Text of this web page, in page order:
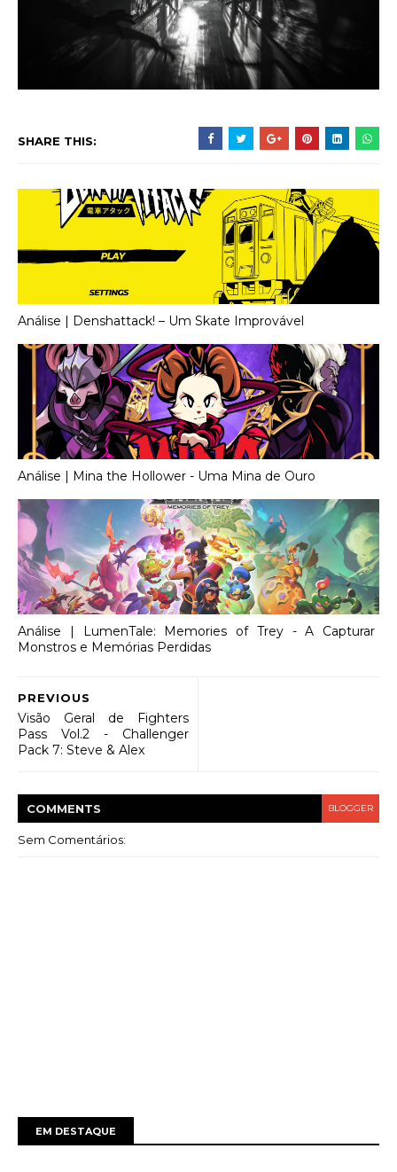
SHARE THIS:
Análise | Denshattack! – Um Skate Improvável
Análise | Mina the Hollower - Uma Mina de Ouro
Análise | LumenTale: Memories of Trey - A Capturar
Monstros e Memórias Perdidas
PREVIOUS
Visão Geral de Fighters
Pass Vol.2 - Challenger
Pack 7: Steve & Alex
COMMENTS BLOGGER
Sem Comentários:
EM DESTAQUE